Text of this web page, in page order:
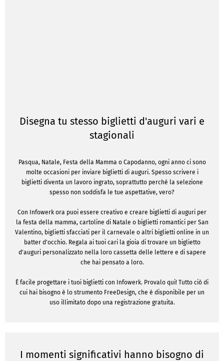
Disegna tu stesso biglietti d'auguri vari e
stagionali
Pasqua, Natale, Festa della Mamma o Capodanno, ogni anno ci sono
molte occasioni per inviare biglietti di auguri. Spesso scrivere i
biglietti diventa un lavoro ingrato, soprattutto perché la selezione
spesso non soddisfa le tue aspettative, vero?
Con Infowerk ora puoi essere creativo e creare biglietti di auguri per
la festa della mamma, cartoline di Natale o biglietti romantici per San
Valentino, biglietti sfacciati per il carnevale o altri biglietti online in un
batter d'occhio. Regala ai tuoi cari la gioia di trovare un biglietto
d'auguri personalizzato nella loro cassetta delle lettere e di sapere
che hai pensato a loro.
È facile progettare i tuoi biglietti con Infowerk. Provalo qui! Tutto ciò di
cui hai bisogno è lo strumento FreeDesign, che è disponibile per un
uso illimitato dopo una registrazione gratuita.
I momenti significativi hanno bisogno di